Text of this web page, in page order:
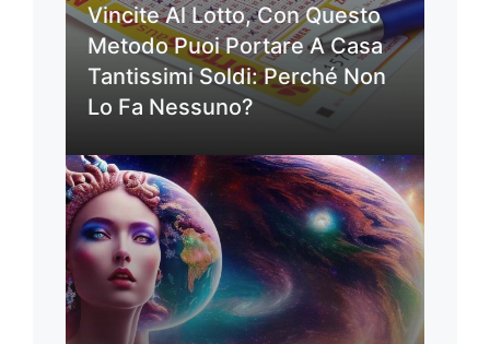
Vincite Al Lotto, Con Questo
Metodo Puoi Portare A Casa
Tantissimi Soldi: Perché Non
Lo Fa Nessuno?